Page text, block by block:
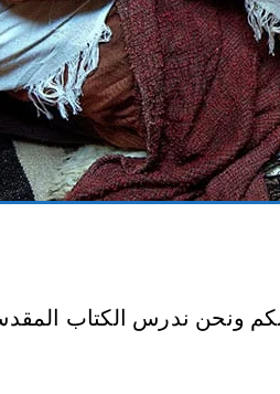
ونحن ندرس الكتاب